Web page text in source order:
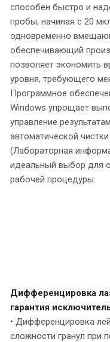
способен быстро и
пробы, начиная с 20
одновременно
обеспечивающий
позволяет экономить
уровня, требующего
Программное
Windows упрощает
управление
автоматической
(Лабораторная
идеальный выбор для
рабочей процедуры.
Дифференцировка
гарантия
• Дифференцировка
сложности гранул при